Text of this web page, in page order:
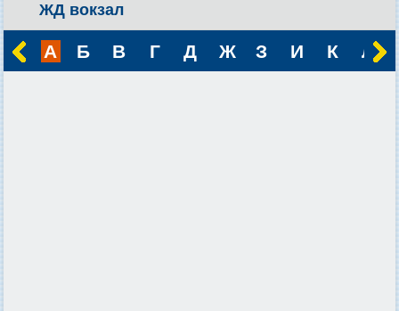
ЖД вокзал
А Б В Г Д Ж З И К Л